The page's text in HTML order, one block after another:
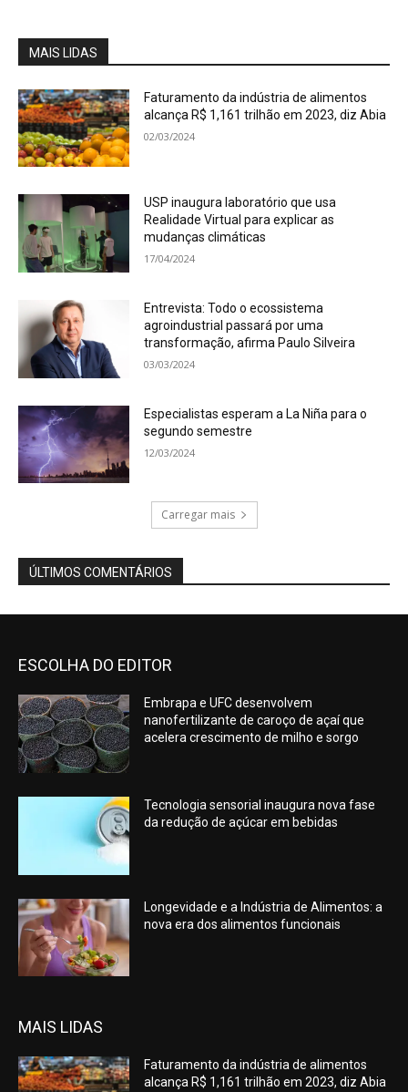
MAIS LIDAS
Faturamento da indústria de alimentos
alcança R$ 1,161 trilhão em 2023, diz Abia
02/03/2024
USP inaugura laboratório que usa
Realidade Virtual para explicar as
mudanças climáticas
17/04/2024
Entrevista: Todo o ecossistema
agroindustrial passará por uma
transformação, afirma Paulo Silveira
03/03/2024
Especialistas esperam a La Niña para o
segundo semestre
12/03/2024
Carregar mais
ÚLTIMOS COMENTÁRIOS
ESCOLHA DO EDITOR
Embrapa e UFC desenvolvem
nanofertilizante de caroço de açaí que
acelera crescimento de milho e sorgo
Tecnologia sensorial inaugura nova fase
da redução de açúcar em bebidas
Longevidade e a Indústria de Alimentos: a
nova era dos alimentos funcionais
MAIS LIDAS
Faturamento da indústria de alimentos
alcança R$ 1,161 trilhão em 2023, diz Abia